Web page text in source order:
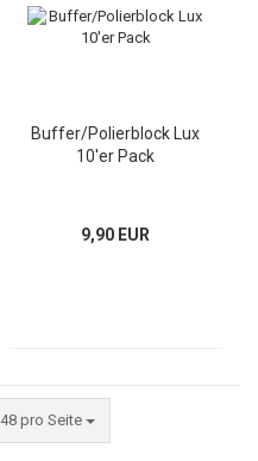
Buffer/Polierblock Lux
10'er Pack
9,90 EUR
48 pro Seite